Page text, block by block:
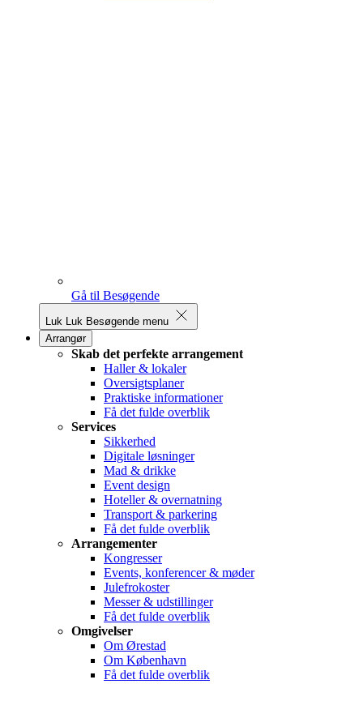
Gå til Besøgende
Luk Luk Besøgende menu
Arrangør
Skab det perfekte arrangement
Haller & lokaler
Oversigtsplaner
Praktiske informationer
Få det fulde overblik
Services
Sikkerhed
Digitale løsninger
Mad & drikke
Event design
Hoteller & overnatning
Transport & parkering
Få det fulde overblik
Arrangementer
Kongresser
Events, konferencer & møder
Julefrokoster
Messer & udstillinger
Få det fulde overblik
Omgivelser
Om Ørestad
Om København
Få det fulde overblik